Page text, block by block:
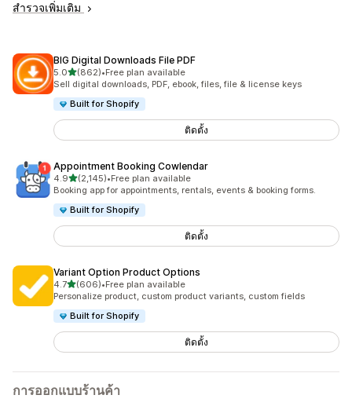
สำรวจเพิ่มเติม
BIG Digital Downloads File PDF
5.0เต็ม 5 ดาว
(862)
ทั้งหมด 862 รีวิว
•Free plan available
Sell digital downloads, PDF, ebook, files, file & license keys
Built for Shopify
ติดตั้ง
Appointment Booking Cowlendar
4.9เต็ม 5 ดาว
(2,145)
ทั้งหมด 2145 รีวิว
•Free plan available
Booking app for appointments, rentals, events & booking forms.
Built for Shopify
ติดตั้ง
Variant Option Product Options
4.7เต็ม 5 ดาว
(606)
ทั้งหมด 606 รีวิว
•Free plan available
Personalize product, custom product variants, custom fields
Built for Shopify
ติดตั้ง
การออกแบบร้านค้า